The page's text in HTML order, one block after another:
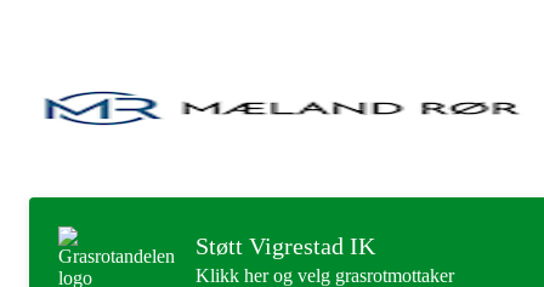
Støtt Vigrestad IK
Klikk her og velg grasrotmottaker